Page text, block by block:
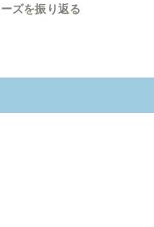
ズを振り返る